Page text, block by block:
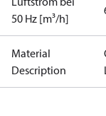
50 Hz [m³/h]
Material
Description